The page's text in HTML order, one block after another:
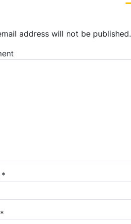
address will not be published.
*
*